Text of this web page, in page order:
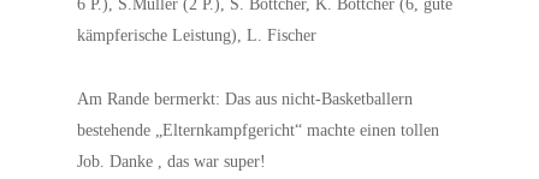
6 P.), S.Müller (2 P.), S. Böttcher, K. Böttcher (6, gute
kämpferische Leistung), L. Fischer
Am Rande bermerkt: Das aus nicht-Basketballern
bestehende „Elternkampfgericht“ machte einen tollen
Job. Danke , das war super!